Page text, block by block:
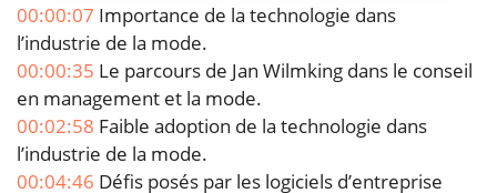
00:00:07 Importance de la technologie dans
l’industrie de la mode.
00:00:35 Le parcours de Jan Wilmking dans le conseil
en management et la mode.
00:02:58 Faible adoption de la technologie dans
l’industrie de la mode.
00:04:46 Défis posés par les logiciels d’entreprise